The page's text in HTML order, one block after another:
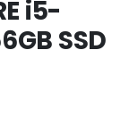
i5-
SSD